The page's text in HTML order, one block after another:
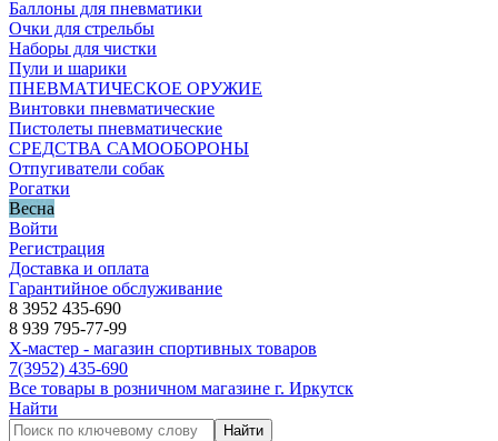
Баллоны для пневматики
Очки для стрельбы
Наборы для чистки
Пули и шарики
ПНЕВМАТИЧЕСКОЕ ОРУЖИЕ
Винтовки пневматические
Пистолеты пневматические
СРЕДСТВА САМООБОРОНЫ
Отпугиватели собак
Рогатки
Весна
Войти
Регистрация
Доставка и оплата
Гарантийное обслуживание
8 3952 435-690
8 939 795-77-99
Х-мастер - магазин спортивных товаров
7(3952) 435-690
Все товары в розничном магазине г. Иркутск
Найти
Найти